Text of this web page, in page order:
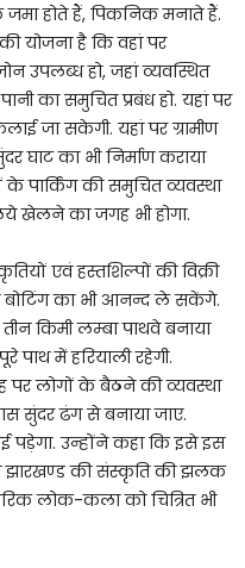
होते हैं, पिकनिक मनाते हैं.
योजना है कि वहां पर
उपलब्ध हो, जहां व्यवस्थित
का समुचित प्रबंध हो. यहां पर
जा सकेगी. यहां पर ग्रामीण
का भी निर्माण कराया
पार्किंग की समुचित व्यवस्था
खेलने का जगह भी होगा.
एवं हस्तशिल्पों की विक्री
बोटिंग का भी आनन्द ले सकेंगे.
किमी लम्बा पाथवे बनाया
पाथ में हरियाली रहेगी.
पर लोगों के बैठने की व्यवस्था
सुंदर ढंग से बनाया जाए.
पड़ेगा. उन्होंने कहा कि इसे इस
झारखण्ड की संस्कृति की झलक
लोक-कला को चित्रित भी